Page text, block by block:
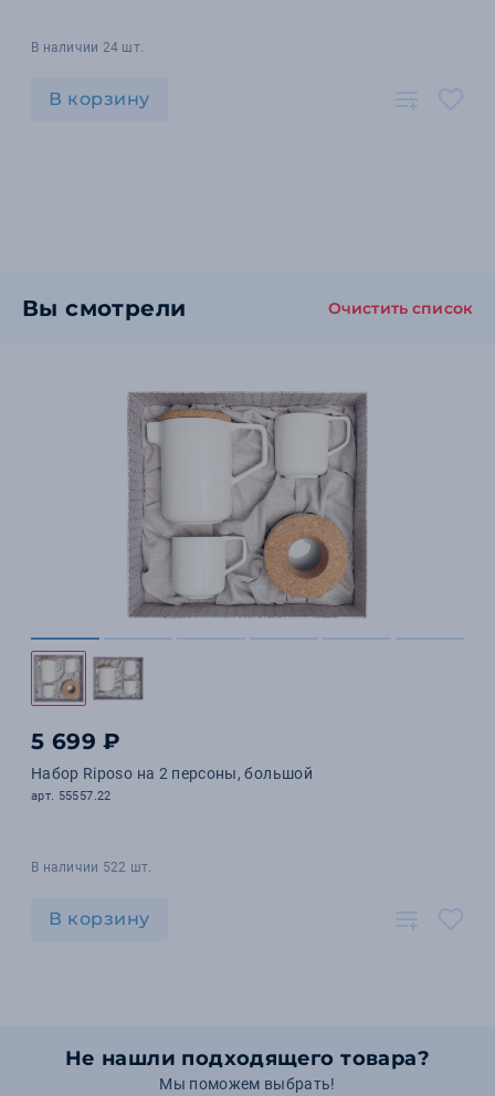
В наличии 24 шт.
В корзину
Вы смотрели Очистить список
5 699 ₽
Набор Riposo на 2 персоны, большой
арт. 55557.22
В наличии 522 шт.
В корзину
Не нашли подходящего товара?
Мы поможем выбрать!